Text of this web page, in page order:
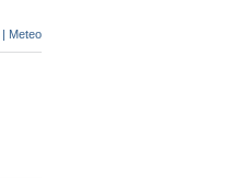
| Meteo